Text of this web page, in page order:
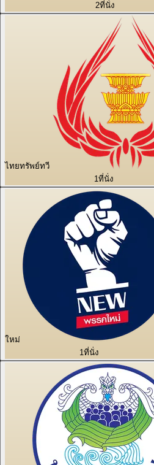
2ที่นั่ง
ไทยทรัพย์ทวี
1ที่นั่ง
ใหม่
1ที่นั่ง